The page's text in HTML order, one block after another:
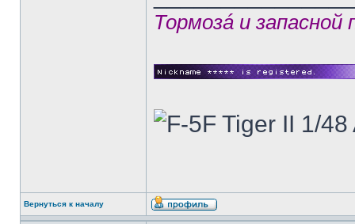
Тормозá и
Вернуться к началу